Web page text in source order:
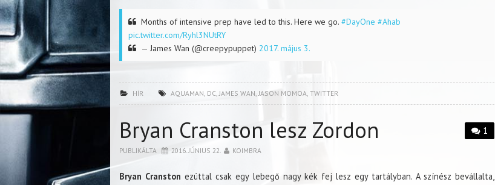
Months of intensive prep have led to this. Here we go. #DayOne #Ahab
pic.twitter.com/Ryhl3NUtRY
— James Wan (@creepypuppet) 2017. május 3.
HÍR AQUAMAN, DC,JAMES WAN,JASON MOMOA, TWITTER
1
Bryan Cranston lesz Zordon
PUBLIKÁLTA 2016. JÚNIUS 22. KOIMBRA
Bryan Cranston ezúttal csak egy lebegő nagy kék fej lesz egy tartályban. A színész bevállalta,